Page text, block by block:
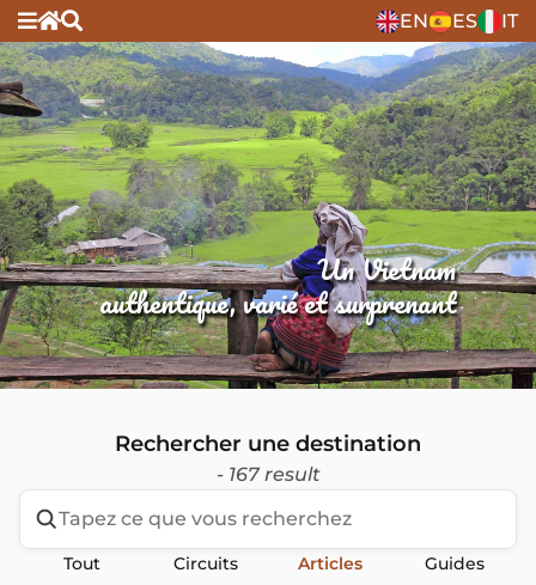
EN ES IT
Un Vietnam
authentique, varié et surprenant
Rechercher une destination
- 167 result
Tout Circuits Articles Guides